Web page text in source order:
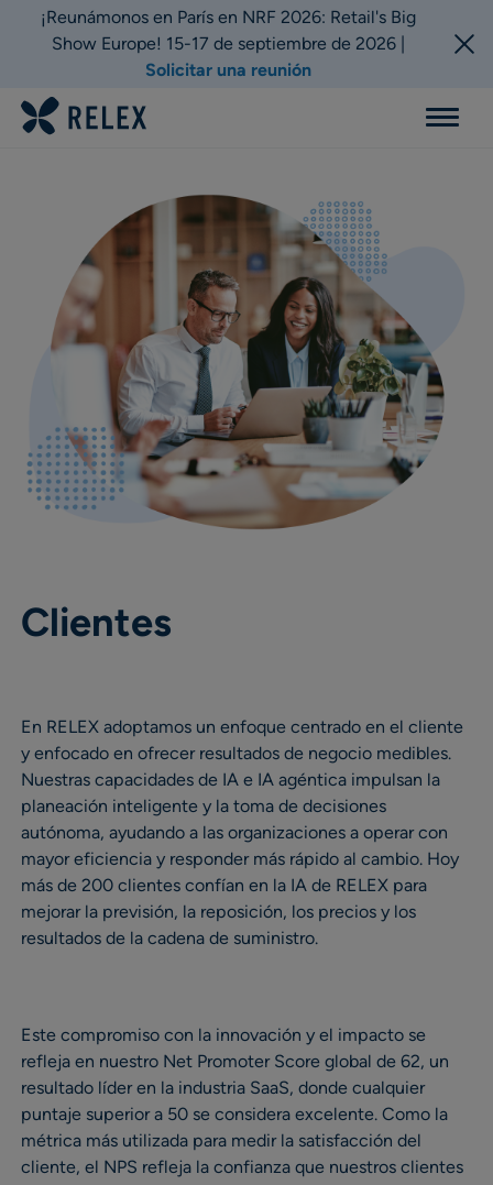
¡Reunámonos en París en NRF 2026: Retail's Big
Show Europe! 15-17 de septiembre de 2026 |
Solicitar una reunión
Menu
Clientes
En RELEX adoptamos un enfoque centrado en el cliente
y enfocado en ofrecer resultados de negocio medibles.
Nuestras capacidades de IA e IA agéntica impulsan la
planeación inteligente y la toma de decisiones
autónoma, ayudando a las organizaciones a operar con
mayor eficiencia y responder más rápido al cambio. Hoy
más de 200 clientes confían en la IA de RELEX para
mejorar la previsión, la reposición, los precios y los
resultados de la cadena de suministro.
Este compromiso con la innovación y el impacto se
refleja en nuestro Net Promoter Score global de 62, un
resultado líder en la industria SaaS, donde cualquier
puntaje superior a 50 se considera excelente. Como la
métrica más utilizada para medir la satisfacción del
cliente, el NPS refleja la confianza que nuestros clientes